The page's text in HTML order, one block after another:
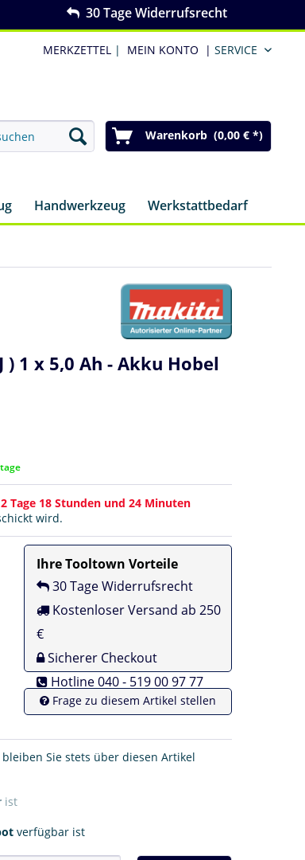
30 Tage Widerrufsrecht
MERKZETTEL | MEIN KONTO | SERVICE
Warenkorb (0,00 € *)
Handwerkzeug Werkstattbedarf
) 1 x 5,0 Ah - Akku Hobel
2 Tage 18 Stunden und 24 Minuten
wird.
Ihre Tooltown Vorteile
30 Tage Widerrufsrecht
Kostenloser Versand ab 250
€
Sicherer Checkout
Hotline 040 - 519 00 97 77
Frage zu diesem Artikel stellen
Sie stets über diesen Artikel
ist
verfügbar ist